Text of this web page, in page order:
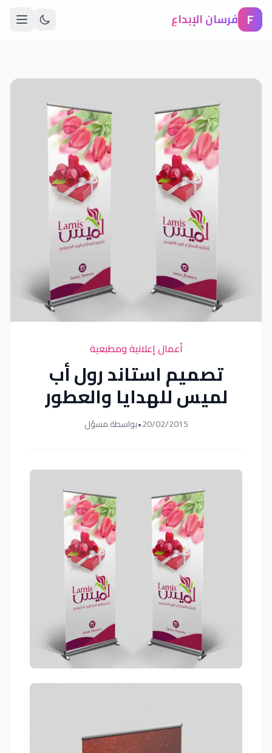
F فرسان الإبداع
أعمال إعلانية ومطبعية
تصميم استاند رول أب
لميس للهدايا والعطور
20/02/2015
•بواسطة مسؤل